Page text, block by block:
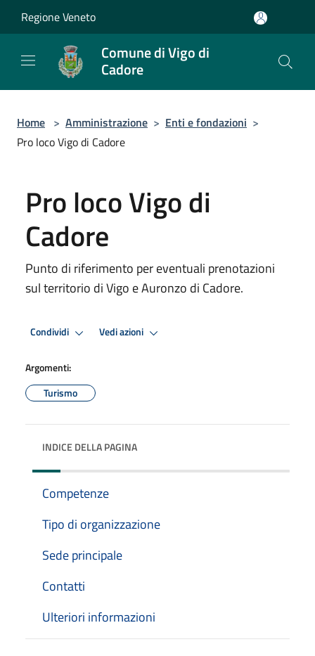
Regione Veneto
Comune di Vigo di
Cadore
Home > Amministrazione > Enti e fondazioni >
Pro loco Vigo di Cadore
Pro loco Vigo di
Cadore
Punto di riferimento per eventuali prenotazioni
sul territorio di Vigo e Auronzo di Cadore.
Condividi Vedi azioni
Argomenti:
Turismo
INDICE DELLA PAGINA
Competenze
Tipo di organizzazione
Sede principale
Contatti
Ulteriori informazioni